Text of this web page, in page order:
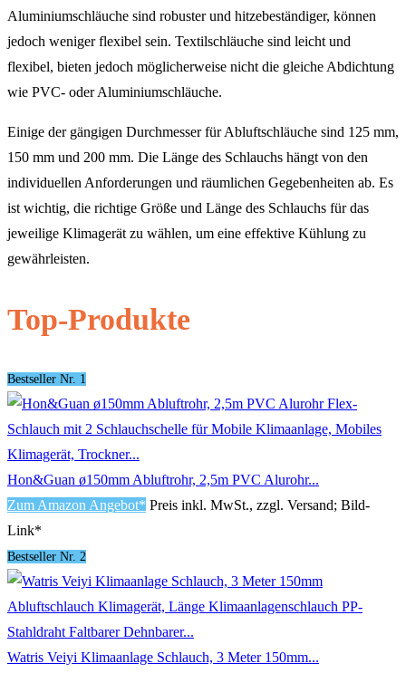
Aluminiumschläuche sind robuster und hitzebeständiger, können
jedoch weniger flexibel sein. Textilschläuche sind leicht und
flexibel, bieten jedoch möglicherweise nicht die gleiche Abdichtung
wie PVC- oder Aluminiumschläuche.
Einige der gängigen Durchmesser für Abluftschläuche sind 125 mm,
150 mm und 200 mm. Die Länge des Schlauchs hängt von den
individuellen Anforderungen und räumlichen Gegebenheiten ab. Es
ist wichtig, die richtige Größe und Länge des Schlauchs für das
jeweilige Klimagerät zu wählen, um eine effektive Kühlung zu
gewährleisten.
Top-Produkte
Bestseller Nr. 1
Hon&Guan ø150mm Abluftrohr, 2,5m PVC Alurohr...
Zum Amazon Angebot* Preis inkl. MwSt., zzgl. Versand; Bild-
Link*
Bestseller Nr. 2
Watris Veiyi Klimaanlage Schlauch, 3 Meter 150mm...